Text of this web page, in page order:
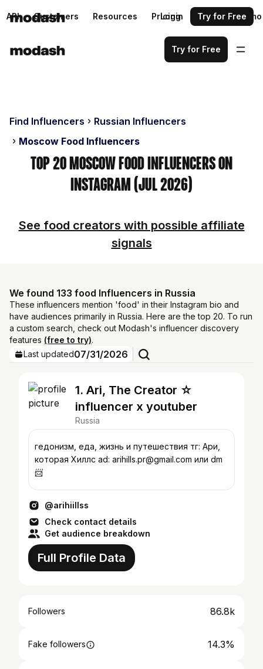
API Customers Resources Pricing Request a demo
Login Try for Free
Try for Free
Find Influencers
Russian Influencers
Moscow Food Influencers
Top 20 Moscow Food Influencers on
Instagram (Jul 2026)
See food creators with possible affiliate
signals
We found 133 food Influencers in Russia
These influencers mention 'food' in their Instagram bio and
have audiences primarily in Russia. Here are the top 20. To run
a custom search, check out Modash's influencer discovery
features (free to try).
Last updated07/31/2026
1. Ari, The Creator ☆
influencer x youtuber
Russia
гедонизм, еда, жизнь и путешествия тг: Ари,
которая Хиллс ad: arihills.pr@gmail.com или dm
📨
@arihiillss
Check contact details
Get audience breakdown
Full Profile Data
Followers 86.8k
Fake followers 14.3%